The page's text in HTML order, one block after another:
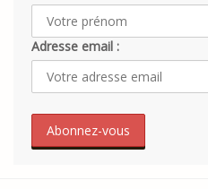
Adresse email :